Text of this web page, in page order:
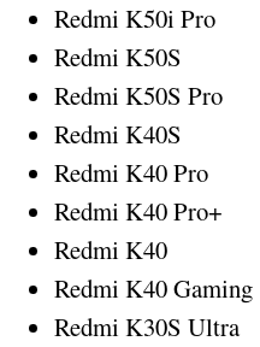
Redmi K50i Pro
Redmi K50S
Redmi K50S Pro
Redmi K40S
Redmi K40 Pro
Redmi K40 Pro+
Redmi K40
Redmi K40 Gaming
Redmi K30S Ultra